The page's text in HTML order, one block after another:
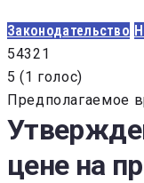
Законодательство
54321
5 (1 голос)
Предполагаемое
цене на